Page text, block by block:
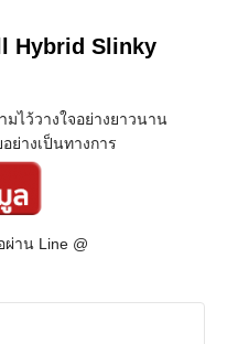
Hybrid Slinky
ไว้วางใจอย่างยาวนาน
างเป็นทางการ
าน Line @